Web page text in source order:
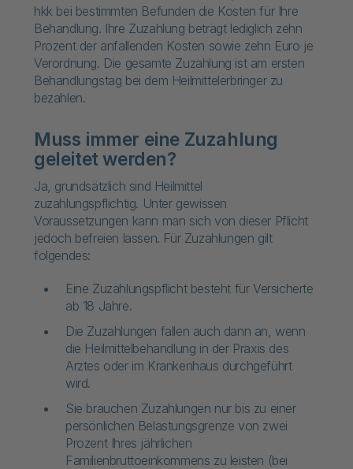
hkk bei bestimmten Befunden die Kosten für Ihre
Behandlung. Ihre Zuzahlung beträgt lediglich zehn
Prozent der anfallenden Kosten sowie zehn Euro je
Verordnung. Die gesamte Zuzahlung ist am ersten
Behandlungstag bei dem Heilmittelerbringer zu
bezahlen.
Muss immer eine Zuzahlung
geleitet werden?
Ja, grundsätzlich sind Heilmittel
zuzahlungspflichtig. Unter gewissen
Voraussetzungen kann man sich von dieser Pflicht
jedoch befreien lassen. Für Zuzahlungen gilt
folgendes:
Eine Zuzahlungspflicht besteht für Versicherte
ab 18 Jahre.
Die Zuzahlungen fallen auch dann an, wenn
die Heilmittelbehandlung in der Praxis des
Arztes oder im Krankenhaus durchgeführt
wird.
Sie brauchen Zuzahlungen nur bis zu einer
persönlichen Belastungsgrenze von zwei
Prozent Ihres jährlichen
Familienbruttoeinkommens zu leisten (bei